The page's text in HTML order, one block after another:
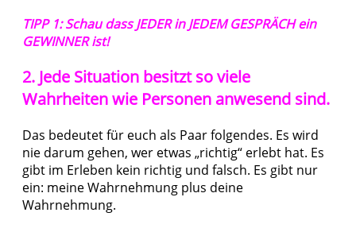
TIPP 1: Schau dass JEDER in JEDEM GESPRÄCH ein
GEWINNER ist!
2. Jede Situation besitzt so viele
Wahrheiten wie Personen anwesend sind.
Das bedeutet für euch als Paar folgendes. Es wird
nie darum gehen, wer etwas „richtig“ erlebt hat. Es
gibt im Erleben kein richtig und falsch. Es gibt nur
ein: meine Wahrnehmung plus deine
Wahrnehmung.